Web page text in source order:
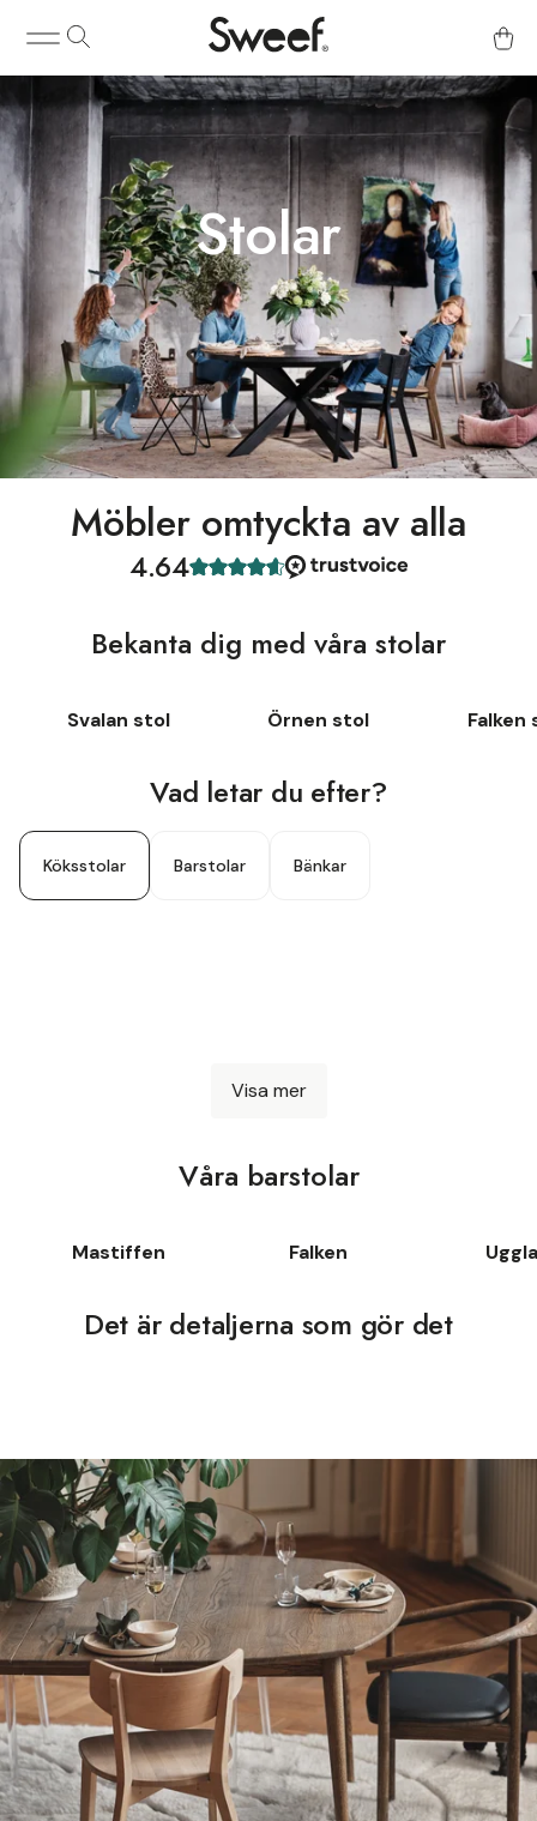
Stolar
Möbler omtyckta av alla
4.64
Bekanta dig med våra stolar
Svalan stol Örnen stol Falken
Vad letar du efter?
Köksstolar Barstolar Bänkar
Observera att bordet fått en uppdaterad design med
vackert rundade ben. Detta är en äldre bild.
Visa mer
Våra barstolar
Mastiffen Falken
Det är detaljerna som gör det